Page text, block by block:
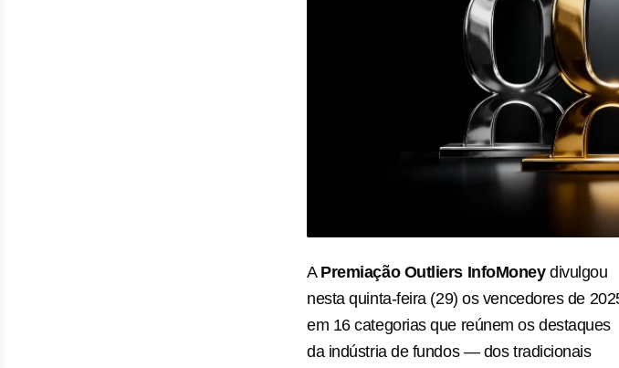
A Premiação Outliers InfoMoneydivulgou
nesta quinta-feira (29) os vencedores de
em 16 categorias que reúnem os destaques
da indústria de fundos — dos tradicionais